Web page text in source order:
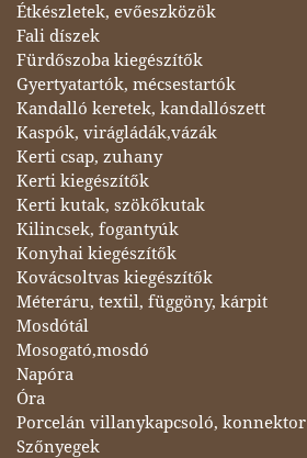
Étkészletek, evőeszközök
Fali díszek
Fürdőszoba kiegészítők
Gyertyatartók, mécsestartók
Kandalló keretek, kandallószett
Kaspók, virágládák,vázák
Kerti csap, zuhany
Kerti kiegészítők
Kerti kutak, szökőkutak
Kilincsek, fogantyúk
Konyhai kiegészítők
Kovácsoltvas kiegészítők
Méteráru, textil, függöny, kárpit
Mosdótál
Mosogató,mosdó
Napóra
Óra
Porcelán villanykapcsoló, konnektor
Szőnyegek